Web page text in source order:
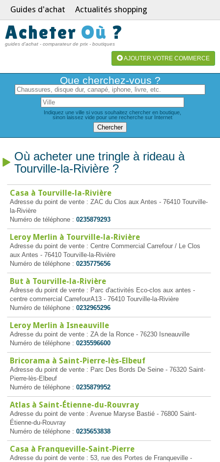
Guides d'achat Actualités shopping
Acheter Où ?
guides d'achat - comparateur de prix - boutiques
AJOUTER VOTRE COMMERCE
Que cherchez-vous ?
Indiquez une ville si vous souhaitez chercher en boutique,
sinon laissez vide pour une recherche sur Internet
Où acheter une tringle à rideau à
Tourville-la-Rivière ?
Casa à Tourville-la-Rivière
Adresse du point de vente : ZAC du Clos aux Antes - 76410 Tourville-
la-Rivière
Numéro de téléphone : 0235879293
Leroy Merlin à Tourville-la-Rivière
Adresse du point de vente : Centre Commercial Carrefour / Le Clos
aux Antes - 76410 Tourville-la-Rivière
Numéro de téléphone : 0235775656
But à Tourville-la-Rivière
Adresse du point de vente : Parc d'activités Eco-clos aux antes -
centre commercial CarrefourA13 - 76410 Tourville-la-Rivière
Numéro de téléphone : 0232965296
Leroy Merlin à Isneauville
Adresse du point de vente : ZA de la Ronce - 76230 Isneauville
Numéro de téléphone : 0235596600
Bricorama à Saint-Pierre-lès-Elbeuf
Adresse du point de vente : Parc Des Bords De Seine - 76320 Saint-
Pierre-lès-Elbeuf
Numéro de téléphone : 0235879952
Atlas à Saint-Étienne-du-Rouvray
Adresse du point de vente : Avenue Maryse Bastié - 76800 Saint-
Étienne-du-Rouvray
Numéro de téléphone : 0235653838
Casa à Franqueville-Saint-Pierre
Adresse du point de vente : 53, rue des Portes de Franqueville -